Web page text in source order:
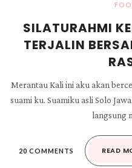
SILATURAHMI
TERJALIN
Merantau Kali ini aku akan
suami ku. Suamiku asli Solo
langsung
20 COMMENTS READ